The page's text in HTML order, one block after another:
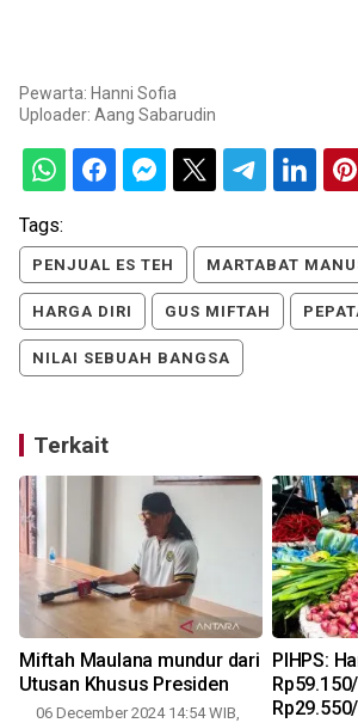
Pewarta: Hanni Sofia
Uploader: Aang Sabarudin
Tags:
PENJUAL ES TEH MARTABAT
HARGA DIRI GUS MIFTAH
NILAI SEBUAH BANGSA
Terkait
Miftah Maulana mundur dari
Utusan Khusus Presiden
06 December 2024 14:54 WIB,
PIHPS: